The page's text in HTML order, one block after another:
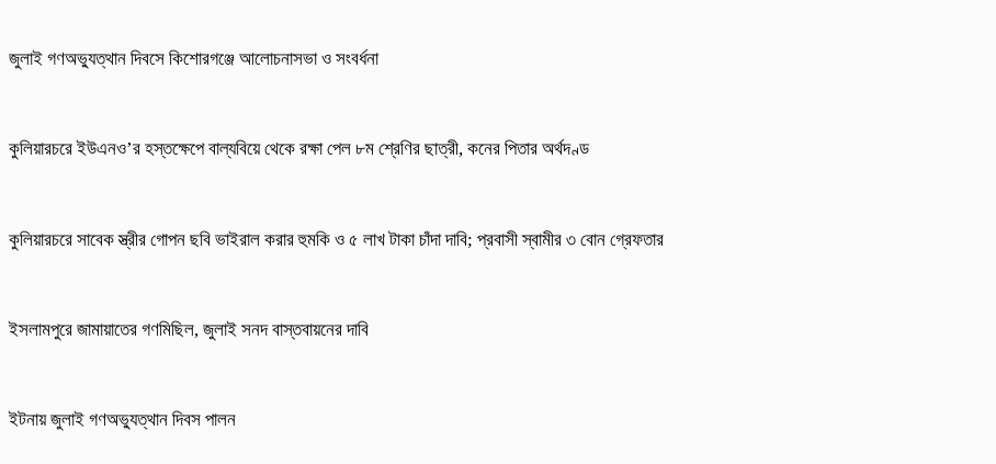
জুলাই গণঅভ্যুত্থান দিবসে কিশোরগঞ্জে আলোচনাসভা ও সংবর্ধনা
কুলিয়ারচরে ইউএনও’র হস্তক্ষেপে বাল্যবিয়ে থেকে রক্ষা পেল ৮ম শ্রেণির ছাত্রী, কনের পিতার অর্থদণ্ড
কুলিয়ারচরে সাবেক স্ত্রীর গোপন ছবি ভাইরাল করার হুমকি ও ৫ লাখ টাকা চাঁদা দাবি; প্রবাসী স্বামীর ৩ বোন গ্রেফতার
ইসলামপুরে জামায়াতের গণমিছিল, জুলাই সনদ বাস্তবায়নের দাবি
ইটনায় জুলাই গণঅভ্যুত্থান দিবস পালন